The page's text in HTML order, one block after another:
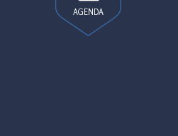
AGENDA